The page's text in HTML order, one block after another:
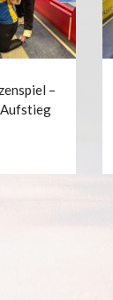
–
Aufstieg